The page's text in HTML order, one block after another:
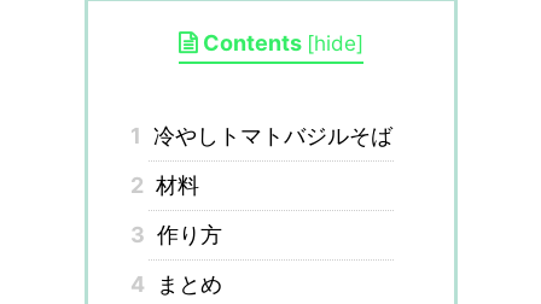
Contents [hide]
1 冷やしトマトバジルそば
2 材料
3 作り方
4
まとめ